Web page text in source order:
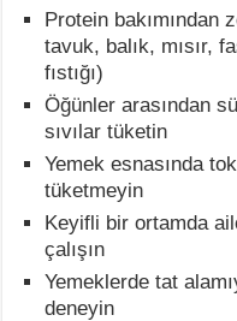
Protein bakımından
tavuk, balık, mısır,
fıstığı)
Öğünler arasından
sıvılar tüketin
Yemek esnasında
tüketmeyin
Keyifli bir ortamda
çalışın
Yemeklerde tat
deneyin